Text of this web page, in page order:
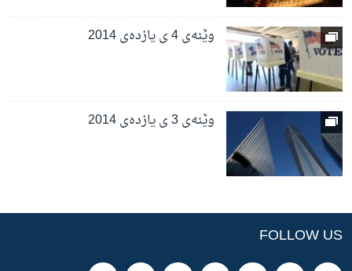
وێنه‌ی 4 ی یازده‌ی 2014
وێنه‌ی 3 ی یازده‌ی 2014
FOLLOW US